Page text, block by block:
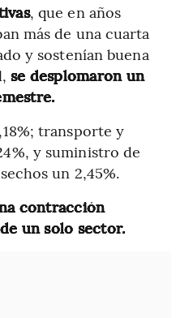
, que en años
más de una cuarta
y sostenían buena
se desplomaron un
transporte y
y suministro de
un 2,45%.
contracción
un solo sector.